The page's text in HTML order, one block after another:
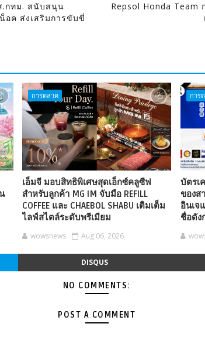
.กทม. สนับสนุน
อค ส่งเสริมการขับขี่
Repsol Honda Team
การตลาด
เอ็มจี มอบสิทธิพิเศษสุดเอ็กซ์คลูซีฟ
สำหรับลูกค้า MG IM จับมือ REFILL
COFFEE และ CHAEBOL SHABU เติมเต็ม
ไลฟ์สไตล์ระดับพรีเมียม
wowsnews Aug 06, 2026
การ
บัตรเ
ของส
อินเจ
ชื่อดัง
DISQUS
NO COMMENTS:
POST A COMMENT